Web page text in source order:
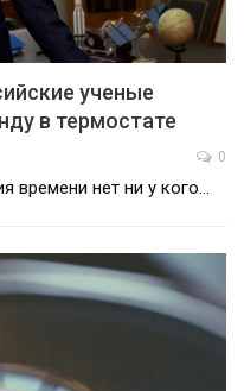
ученые
в термостате
0
времени нет ни у кого…